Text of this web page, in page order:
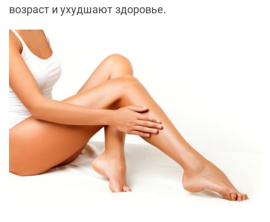
возраст и ухудшают здоровье.